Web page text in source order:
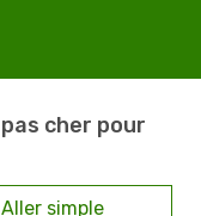
cher pour
Aller simple